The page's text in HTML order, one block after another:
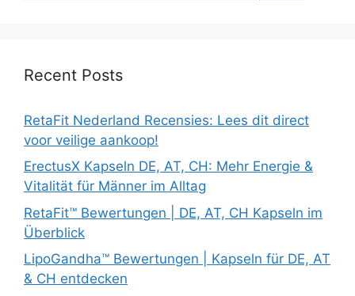
Recent Posts
RetaFit Nederland Recensies: Lees dit direct
voor veilige aankoop!
ErectusX Kapseln DE, AT, CH: Mehr Energie &
Vitalität für Männer im Alltag
RetaFit™ Bewertungen | DE, AT, CH Kapseln im
Überblick
LipoGandha™ Bewertungen | Kapseln für DE, AT
& CH entdecken